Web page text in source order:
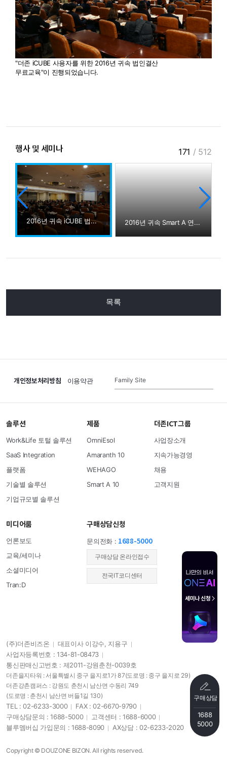
"더존 iCUBE 사용자를 위한 2016년 귀속 법인결산
무료교육"이 진행되었습니다.
행사 및 세미나
2016년 귀속 iCUBE 법인결산교육 2016년 귀속 Smart A 연말정산교육
171 / 512
목록
구매상담
1688
5000
개인정보처리방침 이용약관 Family Site
솔루션
Work&Life 토털 솔루션
SaaS Integration
플랫폼
기술별 솔루션
기업규모별 솔루션
제품
OmniEsol
Amaranth 10
WEHAGO
Smart A 10
더존ICT그룹
사업장소개
지속가능경영
채용
고객지원
미디어룸
언론보도
교육/세미나
소셜미디어
Tran:D
구매상담신청
문의전화 : 1688-5000
​구매상담 온라인접수
전국IT코디센터
(주)더존비즈온
대표이사 이강수, 지용구
사업자등록번호 : 134-81-08473
통신판매신고번호 : 제2011-강원춘천-0039호
더존을지타워 : 서울특별시 중구 을지로1가 87(도로명 : 중구 을지로 29)
더존강촌캠퍼스 : 강원도 춘천시 남산면 수동리 749
(도로명 : 춘천시 남산면 버들1길 130)
TEL : 02-6233-3000
FAX : 02-6670-9790
구매상담문의 : 1688-5000
고객센터 : 1688-6000
블루멤버십 가입문의 : 1688-8090
AX상담 : 02-6233-2020
Copyright © DOUZONE BIZON. All rights reserved.